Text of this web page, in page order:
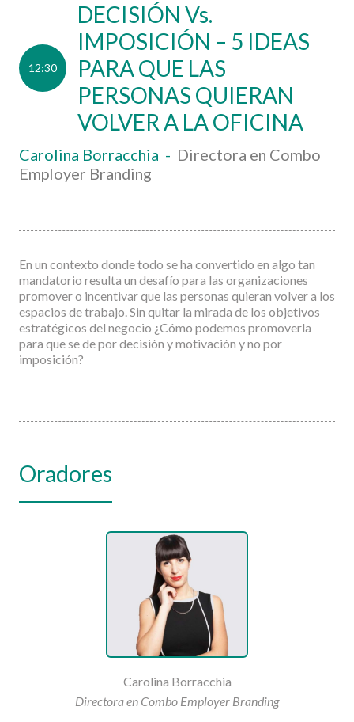
12:30
DECISIÓN Vs.
IMPOSICIÓN – 5 IDEAS
PARA QUE LAS
PERSONAS QUIERAN
VOLVER A LA OFICINA
Carolina Borracchia - Directora en Combo
Employer Branding
En un contexto donde todo se ha convertido en algo tan
mandatorio resulta un desafío para las organizaciones
promover o incentivar que las personas quieran volver a los
espacios de trabajo. Sin quitar la mirada de los objetivos
estratégicos del negocio ¿Cómo podemos promoverla
para que se de por decisión y motivación y no por
imposición?
Oradores
Carolina Borracchia
Directora en Combo Employer Branding